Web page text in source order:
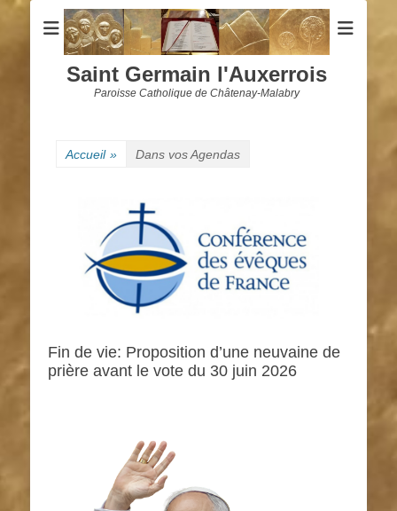
Saint Germain l'Auxerrois
Paroisse Catholique de Châtenay-Malabry
Accueil » Dans vos Agendas
Fin de vie: Proposition d’une neuvaine de
prière avant le vote du 30 juin 2026